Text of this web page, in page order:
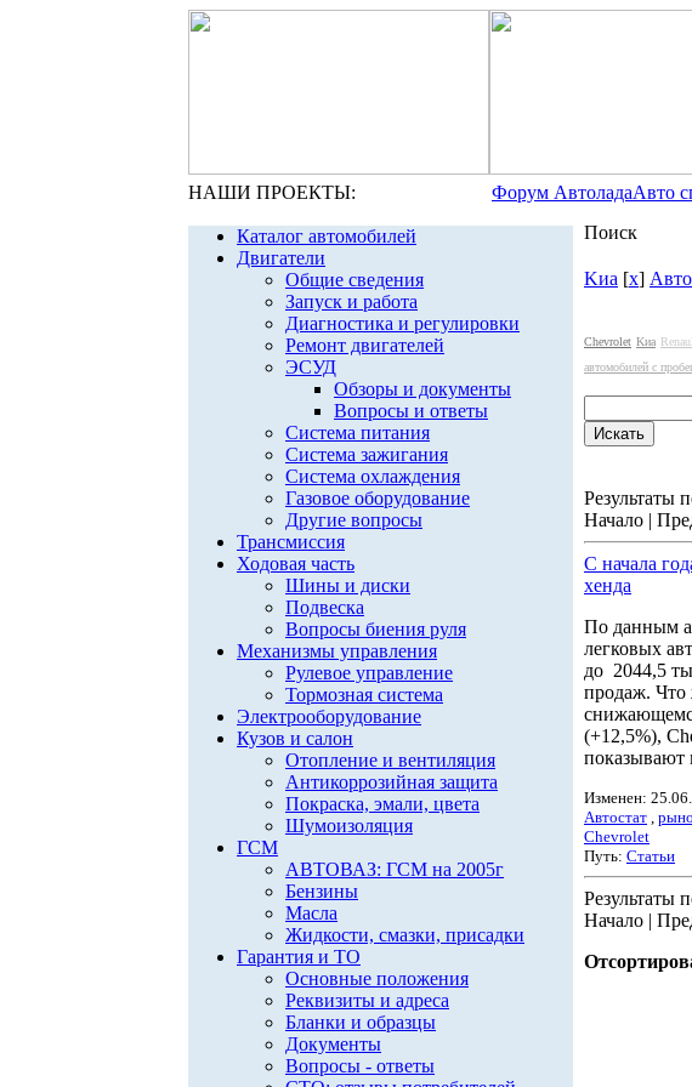
НАШИ ПРОЕКТЫ: Форум АвтоладаАвто
Каталог автомобилей
Двигатели
Общие сведения
Запуск и работа
Диагностика и регулировки
Ремонт двигателей
ЭСУД
Обзоры и документы
Вопросы и ответы
Система питания
Система зажигания
Система охлаждения
Газовое оборудование
Другие вопросы
Трансмиссия
Ходовая часть
Шины и диски
Подвеска
Вопросы биения руля
Механизмы управления
Рулевое управление
Тормозная система
Электрооборудование
Кузов и салон
Отопление и вентиляция
Антикоррозийная защита
Покраска, эмали, цвета
Шумоизоляция
ГСМ
АВТОВАЗ: ГСМ на 2005г
Бензины
Масла
Жидкости, смазки, присадки
Гарантия и ТО
Основные положения
Реквизиты и адреса
Бланки и образцы
Документы
Вопросы - ответы
Поиск
Kиа [x]
Chevrolet Kиа
автомобилей с
Результаты
Начало |
С начала
хенда
По данным
легковых
до 2044,5
продаж. Что
(+12,5%),
показывают
Изменен:
Автостат ,
Chevrolet
Путь: Статьи
Результаты
Начало |